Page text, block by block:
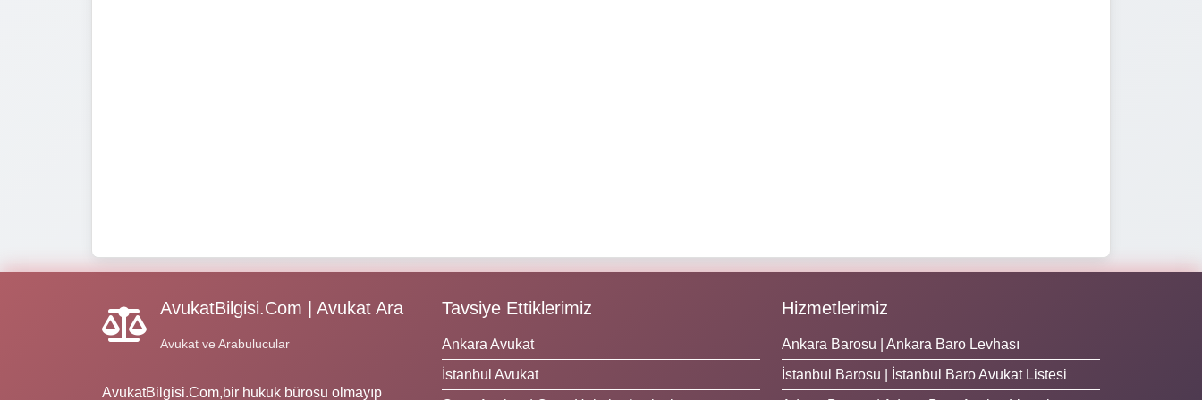
AvukatBilgisi.Com | Avukat Ara
Avukat ve Arabulucular
AvukatBilgisi.Com,bir hukuk bürosu olmayıp
Tavsiye Ettiklerimiz
Ankara Avukat
İstanbul Avukat
Hizmetlerimiz
Ankara Barosu | Ankara Baro Levhası
İstanbul Barosu | İstanbul Baro Avukat Listesi